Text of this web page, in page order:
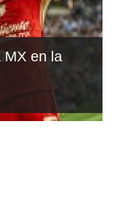
MX en la